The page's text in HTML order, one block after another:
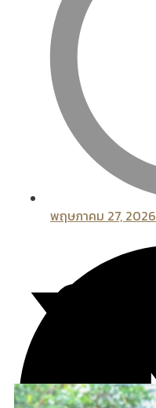
พฤษภาคม 27, 2026